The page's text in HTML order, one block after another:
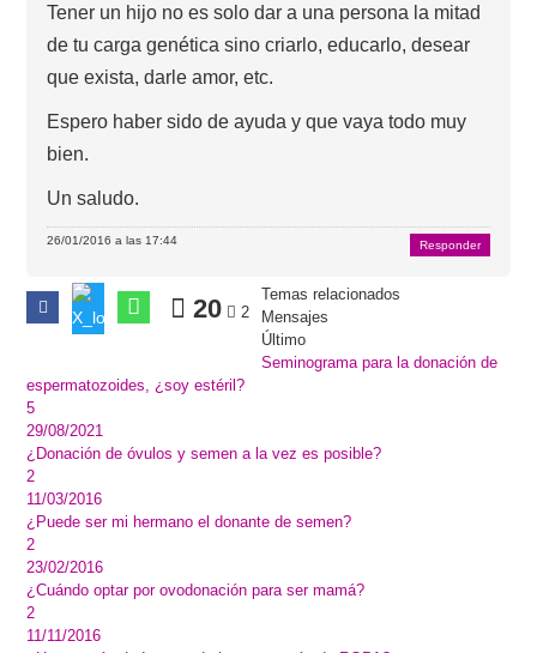
Tener un hijo no es solo dar a una persona la mitad
de tu carga genética sino criarlo, educarlo, desear
que exista, darle amor, etc.
Espero haber sido de ayuda y que vaya todo muy
bien.
Un saludo.
26/01/2016 a las 17:44 Responder
20 2
Temas relacionados
Mensajes
Último
Seminograma para la donación de
espermatozoides, ¿soy estéril?
5
29/08/2021
¿Donación de óvulos y semen a la vez es posible?
2
11/03/2016
¿Puede ser mi hermano el donante de semen?
2
23/02/2016
¿Cuándo optar por ovodonación para ser mamá?
2
11/11/2016